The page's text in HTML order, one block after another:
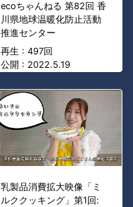
ecoちゃんねる 第82回 香
川県地球温暖化防止活動
推進センター
再生 : 497回
公開 : 2022.5.19
乳製品消費拡大映像「ミ
ルククッキング」第1回: